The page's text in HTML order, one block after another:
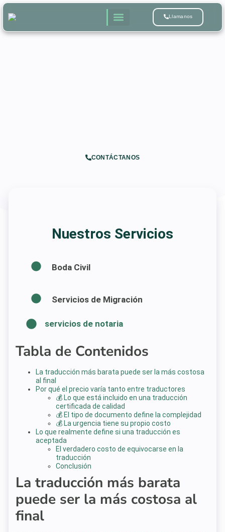
Llamanos
CONTÁCTANOS
Nuestros Servicios
Boda Civil
Servicios de Migración
servicios de notaria
Tabla de Contenidos
La traducción más barata puede ser la más costosa
al final
Por qué el precio varía tanto entre traductores
💰 Lo que está incluido en una traducción
certificada de calidad
💰 El tipo de documento define la complejidad
💰 La urgencia tiene su propio costo
Lo que realmente define si una traducción es
aceptada
El verdadero costo de equivocarse en la
traducción
Conclusión
La traducción más barata
puede ser la más costosa al
final